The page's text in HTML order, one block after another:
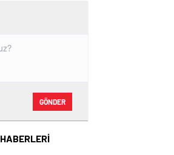
GÖNDER
HABERLERİ